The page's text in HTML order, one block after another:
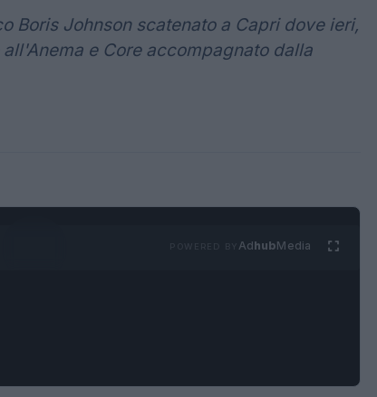
Boris Johnson scatenato a Capri dove ieri,
e Core accompagnato dalla
AdhubMedia